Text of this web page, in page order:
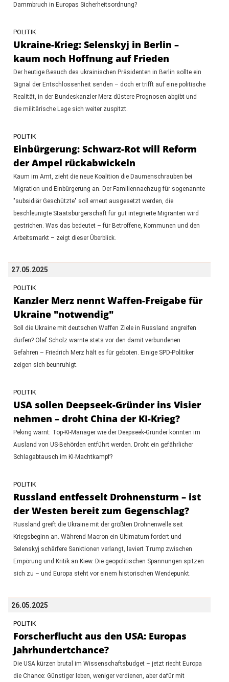
Dammbruch in Europas Sicherheitsordnung?
POLITIK
Ukraine-Krieg: Selenskyj in Berlin –
kaum noch Hoffnung auf Frieden
Der heutige Besuch des ukrainischen Präsidenten in Berlin sollte ein
Signal der Entschlossenheit senden – doch er trifft auf eine politische
Realität, in der Bundeskanzler Merz düstere Prognosen abgibt und
die militärische Lage sich weiter zuspitzt.
POLITIK
Einbürgerung: Schwarz-Rot will Reform
der Ampel rückabwickeln
Kaum im Amt, zieht die neue Koalition die Daumenschrauben bei
Migration und Einbürgerung an. Der Familiennachzug für sogenannte
"subsidiär Geschützte" soll erneut ausgesetzt werden, die
beschleunigte Staatsbürgerschaft für gut integrierte Migranten wird
gestrichen. Was das bedeutet – für Betroffene, Kommunen und den
Arbeitsmarkt – zeigt dieser Überblick.
27.05.2025
POLITIK
Kanzler Merz nennt Waffen-Freigabe für
Ukraine "notwendig"
Soll die Ukraine mit deutschen Waffen Ziele in Russland angreifen
dürfen? Olaf Scholz warnte stets vor den damit verbundenen
Gefahren – Friedrich Merz hält es für geboten. Einige SPD-Politiker
zeigen sich beunruhigt.
POLITIK
USA sollen Deepseek-Gründer ins Visier
nehmen – droht China der KI-Krieg?
Peking warnt: Top-KI-Manager wie der Deepseek-Gründer könnten im
Ausland von US-Behörden entführt werden. Droht ein gefährlicher
Schlagabtausch im KI-Machtkampf?
POLITIK
Russland entfesselt Drohnensturm – ist
der Westen bereit zum Gegenschlag?
Russland greift die Ukraine mit der größten Drohnenwelle seit
Kriegsbeginn an. Während Macron ein Ultimatum fordert und
Selenskyj schärfere Sanktionen verlangt, laviert Trump zwischen
Empörung und Kritik an Kiew. Die geopolitischen Spannungen spitzen
sich zu – und Europa steht vor einem historischen Wendepunkt.
26.05.2025
POLITIK
Forscherflucht aus den USA: Europas
Jahrhundertchance?
Die USA kürzen brutal im Wissenschaftsbudget – jetzt riecht Europa
die Chance: Günstiger leben, weniger verdienen, aber dafür mit